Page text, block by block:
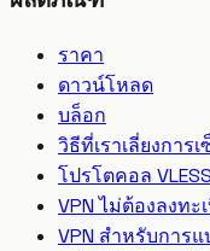
ราคา
ดาวน์โหลด
บล็อก
วิธีที่เราเลี่ยงการ
โปรโตคอล VLESS
VPN ไม่ต้องลงทะ
VPN สำหรับการ